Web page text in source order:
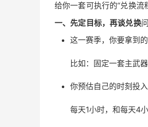
给你一套可执行的“兑换流
一、先定目标，再谈兑换
这一赛季，你要拿到
比如：固定一套主武
你预估自己的时刻投入
每天1小时，和每天4